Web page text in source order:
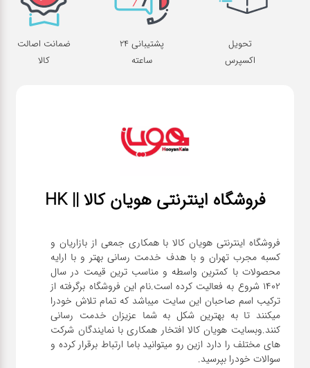
تحویل
اکسپرس
پشتیبانی 24
ساعته
ضمانت اصالت
کالا
فروشگاه اینترنتی هویان کالا || HK
فروشگاه اینترنتی هویان کالا با همکاری جمعی از بازاریان و
کسبه مجرب تهران و با هدف خدمت رسانی بهتر و با ارایه
محصولات با کمترین واسطه و مناسب ترین قیمت در سال
1402 شروع به فعالیت کرده است.نام این فروشگاه برگرفته از
ترکیب اسم صاحبان این سایت میباشد که تمام تلاش خودرا
میکنند تا به بهترین شکل به شما عزیزان خدمت رسانی
کنند.وبسایت هویان کالا افتخار همکاری با نمایندگان شرکت
های مختلف را دارد ازین رو میتوانید باما ارتباط برقرار کرده و
سوالات خودرا بپرسید.